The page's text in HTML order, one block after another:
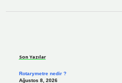
Son Yazılar
Rotarymetre nedir ?
Ağustos 8, 2026